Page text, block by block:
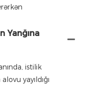
Yanğına
istilik
yayıldığı